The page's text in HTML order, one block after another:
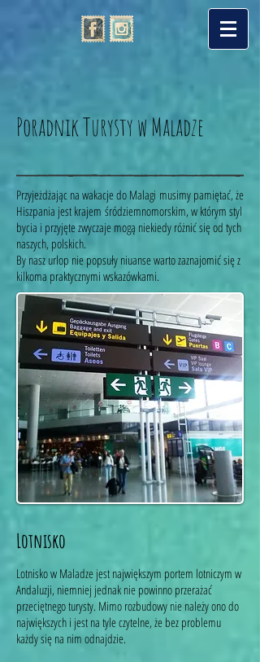
Poradnik Turysty w Maladze
Przyjeżdżając na wakacje do Malagi musimy pamiętać, że
Hiszpania jest krajem śródziemnomorskim, w którym styl
bycia i przyjęte zwyczaje mogą niekiedy różnić się od tych
naszych, polskich.
By nasz urlop nie popsuły niuanse warto zaznajomić się z
kilkoma praktycznymi wskazówkami.
Lotnisko
Lotnisko w Maladze jest największym portem lotniczym w
Andaluzji, niemniej jednak nie powinno przerażać
przeciętnego turysty. Mimo rozbudowy nie należy ono do
największych i jest na tyle czytelne, że bez problemu
każdy się na nim odnajdzie.